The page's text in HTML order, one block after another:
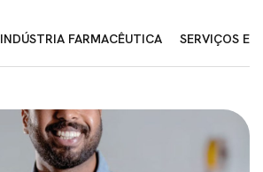
INDÚSTRIA FARMACÊUTICA SERVIÇOS E